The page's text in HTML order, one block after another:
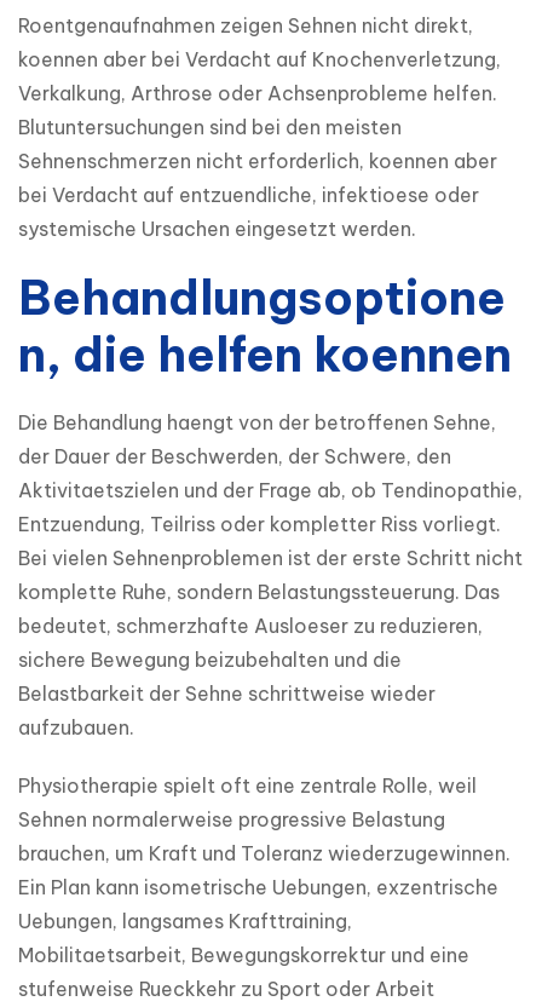
Roentgenaufnahmen zeigen Sehnen nicht direkt,
koennen aber bei Verdacht auf Knochenverletzung,
Verkalkung, Arthrose oder Achsenprobleme helfen.
Blutuntersuchungen sind bei den meisten
Sehnenschmerzen nicht erforderlich, koennen aber
bei Verdacht auf entzuendliche, infektioese oder
systemische Ursachen eingesetzt werden.
Behandlungsoptione
n, die helfen koennen
Die Behandlung haengt von der betroffenen Sehne,
der Dauer der Beschwerden, der Schwere, den
Aktivitaetszielen und der Frage ab, ob Tendinopathie,
Entzuendung, Teilriss oder kompletter Riss vorliegt.
Bei vielen Sehnenproblemen ist der erste Schritt nicht
komplette Ruhe, sondern Belastungssteuerung. Das
bedeutet, schmerzhafte Ausloeser zu reduzieren,
sichere Bewegung beizubehalten und die
Belastbarkeit der Sehne schrittweise wieder
aufzubauen.
Physiotherapie spielt oft eine zentrale Rolle, weil
Sehnen normalerweise progressive Belastung
brauchen, um Kraft und Toleranz wiederzugewinnen.
Ein Plan kann isometrische Uebungen, exzentrische
Uebungen, langsames Krafttraining,
Mobilitaetsarbeit, Bewegungskorrektur und eine
stufenweise Rueckkehr zu Sport oder Arbeit